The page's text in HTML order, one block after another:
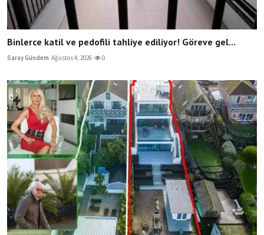
Binlerce katil ve pedofili tahliye ediliyor! Göreve gel...
Saray Gündem Ağustos 4, 2026 0